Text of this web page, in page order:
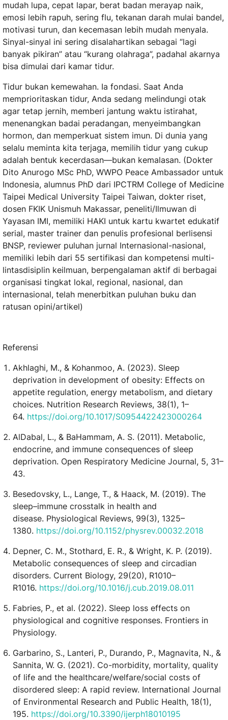
mudah lupa, cepat lapar, berat badan merayap naik,
emosi lebih rapuh, sering flu, tekanan darah mulai bandel,
motivasi turun, dan kecemasan lebih mudah menyala.
Sinyal-sinyal ini sering disalahartikan sebagai “lagi
banyak pikiran” atau “kurang olahraga”, padahal akarnya
bisa dimulai dari kamar tidur.
Tidur bukan kemewahan. Ia fondasi. Saat Anda
memprioritaskan tidur, Anda sedang melindungi otak
agar tetap jernih, memberi jantung waktu istirahat,
menenangkan badai peradangan, menyeimbangkan
hormon, dan memperkuat sistem imun. Di dunia yang
selalu meminta kita terjaga, memilih tidur yang cukup
adalah bentuk kecerdasan—bukan kemalasan. (Dokter
Dito Anurogo MSc PhD, WWPO Peace Ambassador untuk
Indonesia, alumnus PhD dari IPCTRM College of Medicine
Taipei Medical University Taipei Taiwan, dokter riset,
dosen FKIK Unismuh Makassar, peneliti/Ilmuwan di
Yayasan IMI, memiliki HAKI untuk kartu kwartet edukatif
serial, master trainer dan penulis profesional berlisensi
BNSP, reviewer puluhan jurnal Internasional-nasional,
memiliki lebih dari 55 sertifikasi dan kompetensi multi-
lintasdisiplin keilmuan, berpengalaman aktif di berbagai
organisasi tingkat lokal, regional, nasional, dan
internasional, telah menerbitkan puluhan buku dan
ratusan opini/artikel)
Referensi
Akhlaghi, M., & Kohanmoo, A. (2023). Sleep
deprivation in development of obesity: Effects on
appetite regulation, energy metabolism, and dietary
choices. Nutrition Research Reviews, 38(1), 1–
64. https://doi.org/10.1017/S0954422423000264
AlDabal, L., & BaHammam, A. S. (2011). Metabolic,
endocrine, and immune consequences of sleep
deprivation. Open Respiratory Medicine Journal, 5, 31–
43.
Besedovsky, L., Lange, T., & Haack, M. (2019). The
sleep–immune crosstalk in health and
disease. Physiological Reviews, 99(3), 1325–
1380. https://doi.org/10.1152/physrev.00032.2018
Depner, C. M., Stothard, E. R., & Wright, K. P. (2019).
Metabolic consequences of sleep and circadian
disorders. Current Biology, 29(20), R1010–
R1016. https://doi.org/10.1016/j.cub.2019.08.011
Fabries, P., et al. (2022). Sleep loss effects on
physiological and cognitive responses. Frontiers in
Physiology.
Garbarino, S., Lanteri, P., Durando, P., Magnavita, N., &
Sannita, W. G. (2021). Co-morbidity, mortality, quality
of life and the healthcare/welfare/social costs of
disordered sleep: A rapid review. International Journal
of Environmental Research and Public Health, 18(1),
195. https://doi.org/10.3390/ijerph18010195